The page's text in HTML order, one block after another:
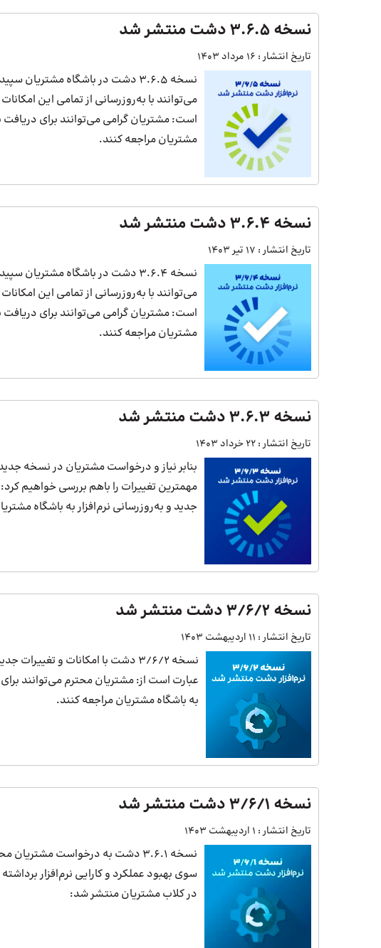
نسخه 3.6.5 دشت منتشر شد
تاریخ انتشار : 16 مرداد 1403
نسخه 3.6.5 دشت در باشگاه
می‌توانند با به‌روزرسانی از تمامی این
است: مشتریان گرامی می‌توانند برای دریافت
مشتریان مراجعه کنند.
نسخه 3.6.4 دشت منتشر شد
تاریخ انتشار : 17 تیر 1403
نسخه 3.6.4 دشت در باشگاه
می‌توانند با به‌روزرسانی از تمامی این
است: مشتریان گرامی می‌توانند برای دریافت
مشتریان مراجعه کنند.
نسخه 3.6.3 دشت منتشر شد
تاریخ انتشار : 22 خرداد 1403
بنابر نیاز و درخواست مشتریان در نسخه
مهمترین تغییرات را باهم بررسی خواهیم
جدید و به‌روزرسانی نرم‌افزار به باشگاه
نسخه 3/6/2 دشت منتشر شد
تاریخ انتشار : 11 اردیبهشت 1403
نسخه 3/6/2 دشت با امکانات و
عبارت است از: مشتریان محترم می‌توانند
به باشگاه مشتریان مراجعه کنند.
نسخه 3/6/1 دشت منتشر شد
تاریخ انتشار : 1 اردیبهشت 1403
نسخه 3.6.1 دشت به درخواست
سوی بهبود عملکرد و کارایی نرم‌افزار
در کلاب مشتریان منتشر شد: